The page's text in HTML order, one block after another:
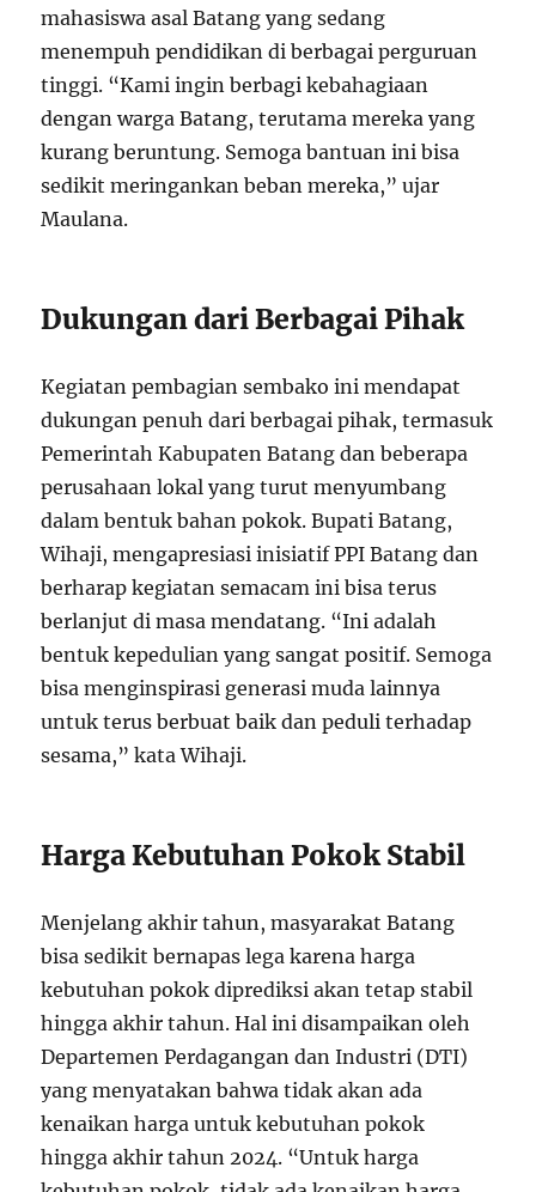
mahasiswa asal Batang yang sedang
menempuh pendidikan di berbagai perguruan
tinggi. “Kami ingin berbagi kebahagiaan
dengan warga Batang, terutama mereka yang
kurang beruntung. Semoga bantuan ini bisa
sedikit meringankan beban mereka,” ujar
Maulana.
Dukungan dari Berbagai Pihak
Kegiatan pembagian sembako ini mendapat
dukungan penuh dari berbagai pihak, termasuk
Pemerintah Kabupaten Batang dan beberapa
perusahaan lokal yang turut menyumbang
dalam bentuk bahan pokok. Bupati Batang,
Wihaji, mengapresiasi inisiatif PPI Batang dan
berharap kegiatan semacam ini bisa terus
berlanjut di masa mendatang. “Ini adalah
bentuk kepedulian yang sangat positif. Semoga
bisa menginspirasi generasi muda lainnya
untuk terus berbuat baik dan peduli terhadap
sesama,” kata Wihaji.
Harga Kebutuhan Pokok Stabil
Menjelang akhir tahun, masyarakat Batang
bisa sedikit bernapas lega karena harga
kebutuhan pokok diprediksi akan tetap stabil
hingga akhir tahun. Hal ini disampaikan oleh
Departemen Perdagangan dan Industri (DTI)
yang menyatakan bahwa tidak akan ada
kenaikan harga untuk kebutuhan pokok
hingga akhir tahun 2024. “Untuk harga